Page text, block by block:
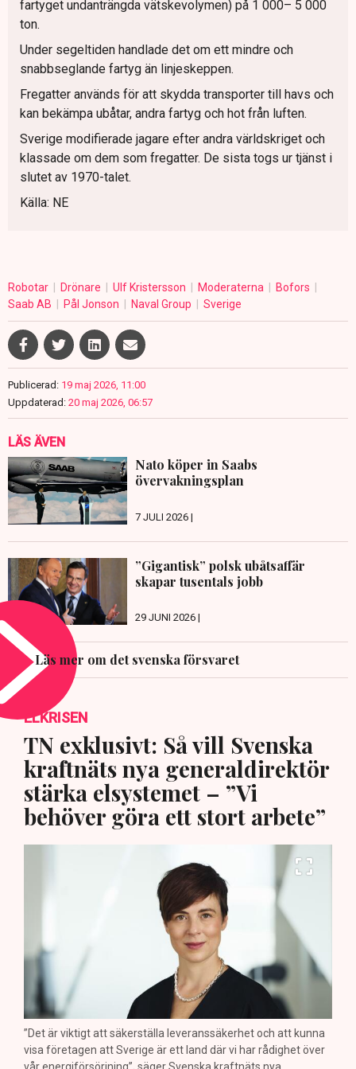
fartyget undanträngda vätskevolymen) på 1 000– 5 000
ton.
Under segeltiden handlade det om ett mindre och
snabbseglande fartyg än linjeskeppen.
Fregatter används för att skydda transporter till havs och
kan bekämpa ubåtar, andra fartyg och hot från luften.
Sverige modifierade jagare efter andra världskriget och
klassade om dem som fregatter. De sista togs ur tjänst i
slutet av 1970-talet.
Källa: NE
Robotar Drönare Ulf Kristersson Moderaterna
Bofors
Saab AB
Pål Jonson Naval Group Sverige
Publicerad: 19 maj 2026, 11:00
Uppdaterad: 20 maj 2026, 06:57
LÄS ÄVEN
Nato köper in Saabs
övervakningsplan
7 JULI 2026 |
”Gigantisk” polsk ubåtsaffär
skapar tusentals jobb
29 JUNI 2026 |
Läs mer om det svenska försvaret
ELKRISEN
TN exklusivt: Så vill Svenska
kraftnäts nya generaldirektör
stärka elsystemet – ”Vi
behöver göra ett stort arbete”
”Det är viktigt att säkerställa leveranssäkerhet och att kunna
visa företagen att Sverige är ett land där vi har rådighet över